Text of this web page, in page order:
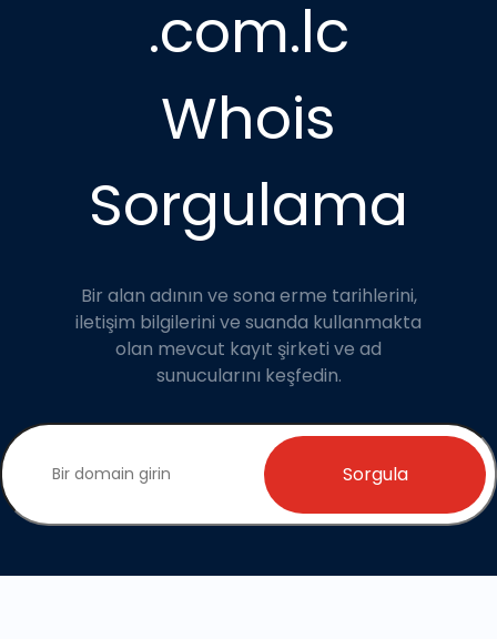
.com.lc
Whois
Sorgulama
Bir alan adının ve sona erme tarihlerini,
iletişim bilgilerini ve suanda kullanmakta
olan mevcut kayıt şirketi ve ad
sunucularını keşfedin.
Sorgula